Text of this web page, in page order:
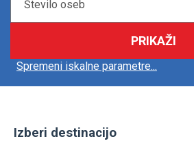
PRIKAŽI
Spremeni iskalne parametre...
Izberi destinacijo